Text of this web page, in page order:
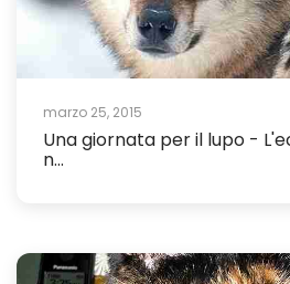
marzo 25, 2015
Una giornata per il lupo -
n...